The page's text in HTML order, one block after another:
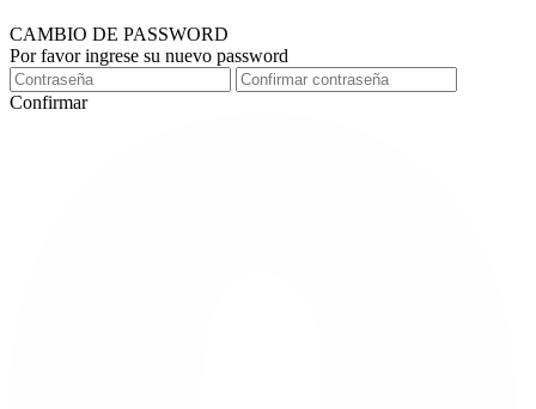
CAMBIO DE PASSWORD
Por favor ingrese su nuevo password
Confirmar